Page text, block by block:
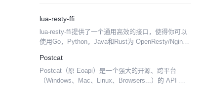
lua-resty-ffi
lua-resty-ffi提供了一个通用高效的接口，使得你可以
使用Go，Python，Java和Rust为 OpenResty/Nginx
的l...
Postcat
Postcat（原 Eoapi）是一个强大的开源、跨平台
（Windows、Mac、Linux、Browsers...）的 API 开发